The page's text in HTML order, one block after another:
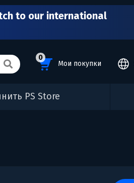
to our international
0
Мои покупки
PS Store